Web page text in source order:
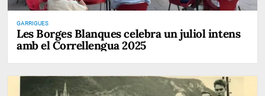
GARRIGUES
Les Borges Blanques celebra un juliol intens
amb el Correllengua 2025